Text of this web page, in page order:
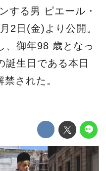
する男 ピエール・
2日(金)より公開。
、御年98 歳となっ
誕生日である本日
された。